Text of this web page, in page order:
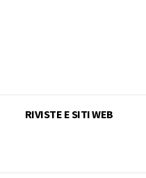
RIVISTE E SITI WEB